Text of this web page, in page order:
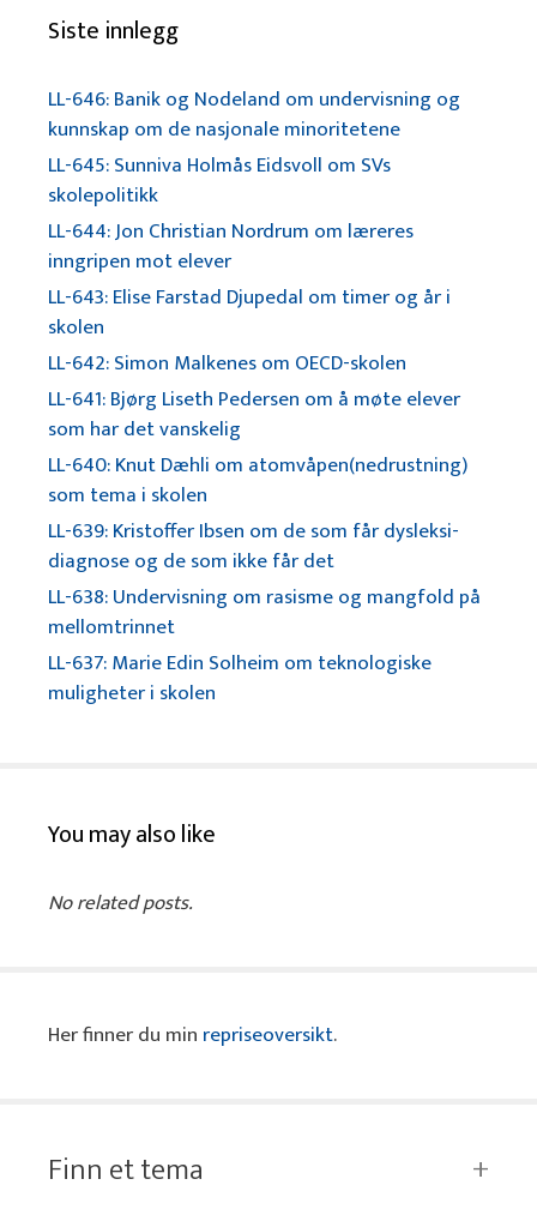
Siste innlegg
LL-646: Banik og Nodeland om undervisning og
kunnskap om de nasjonale minoritetene
LL-645: Sunniva Holmås Eidsvoll om SVs
skolepolitikk
LL-644: Jon Christian Nordrum om læreres
inngripen mot elever
LL-643: Elise Farstad Djupedal om timer og år i
skolen
LL-642: Simon Malkenes om OECD-skolen
LL-641: Bjørg Liseth Pedersen om å møte elever
som har det vanskelig
LL-640: Knut Dæhli om atomvåpen(nedrustning)
som tema i skolen
LL-639: Kristoffer Ibsen om de som får dysleksi-
diagnose og de som ikke får det
LL-638: Undervisning om rasisme og mangfold på
mellomtrinnet
LL-637: Marie Edin Solheim om teknologiske
muligheter i skolen
You may also like
No related posts.
Her finner du min repriseoversikt.
Finn et tema